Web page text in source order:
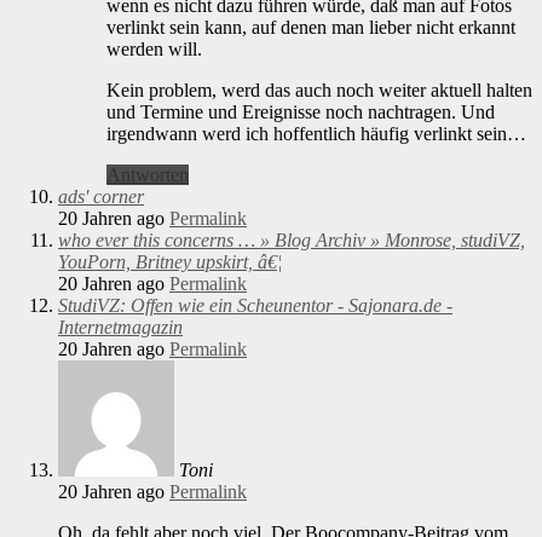
wenn es nicht dazu führen würde, daß man auf Fotos
verlinkt sein kann, auf denen man lieber nicht erkannt
werden will.
Kein problem, werd das auch noch weiter aktuell halten
und Termine und Ereignisse noch nachtragen. Und
irgendwann werd ich hoffentlich häufig verlinkt sein…
Antworten
ads' corner
20 Jahren ago Permalink
who ever this concerns … » Blog Archiv » Monrose, studiVZ,
YouPorn, Britney upskirt, â€¦
20 Jahren ago Permalink
StudiVZ: Offen wie ein Scheunentor - Sajonara.de -
Internetmagazin
20 Jahren ago Permalink
Toni
20 Jahren ago Permalink
Oh, da fehlt aber noch viel. Der Boocompany-Beitrag vom